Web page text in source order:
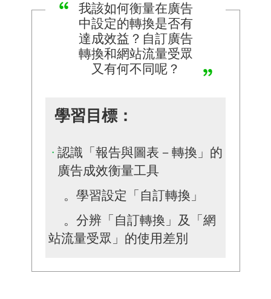
我該如何衡量在廣告
中設定的轉換是否有
達成效益？自訂廣告
轉換和網站流量受眾
又有何不同呢？
學習目標：
認識「報告與圖表－轉換」的
廣告成效衡量工具
。學習設定「自訂轉換」
。分辨「自訂轉換」及「網
站流量受眾」的使用差別